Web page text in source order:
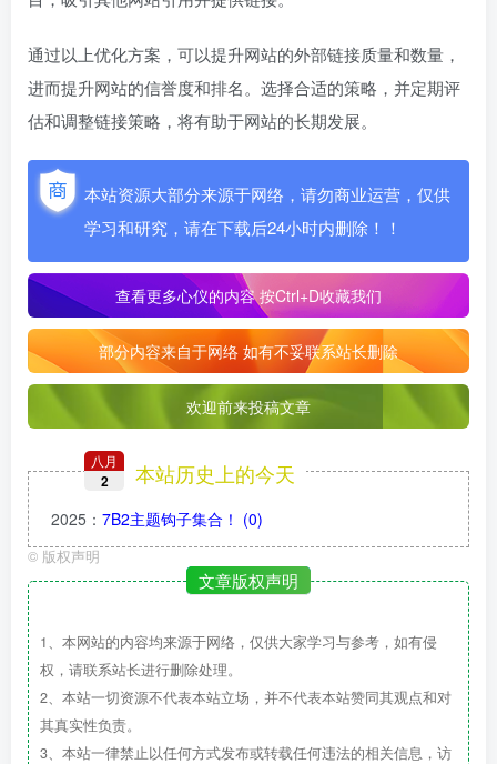
通过以上优化方案，可以提升网站的外部链接质量和数量，
进而提升网站的信誉度和排名。选择合适的策略，并定期评
估和调整链接策略，将有助于网站的长期发展。
本站资源大部分来源于网络，请勿商业运营，仅供
学习和研究，请在下载后24小时内删除！！
查看更多心仪的内容按Ctrl+D收藏我们
部分内容来自于网络 如有不妥联系站长删除
欢迎前来投稿文章
八月
2 本站历史上的今天
2025 ： 7B2主题钩子集合！ (0)
© 版权声明
文章版权声明
1、本网站的内容均来源于网络，仅供大家学习与参考，如有侵
权，请联系站长进行删除处理。
2、本站一切资源不代表本站立场，并不代表本站赞同其观点和对
其真实性负责。
3、本站一律禁止以任何方式发布或转载任何违法的相关信息，访